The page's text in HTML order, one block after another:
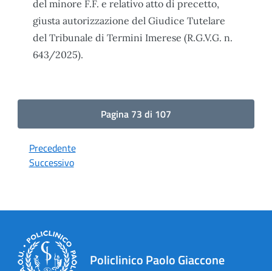
del minore F.F. e relativo atto di precetto,
giusta autorizzazione del Giudice Tutelare
del Tribunale di Termini Imerese (R.G.V.G. n.
643/2025).
Pagina 73 di 107
Precedente
Successivo
Policlinico Paolo Giaccone